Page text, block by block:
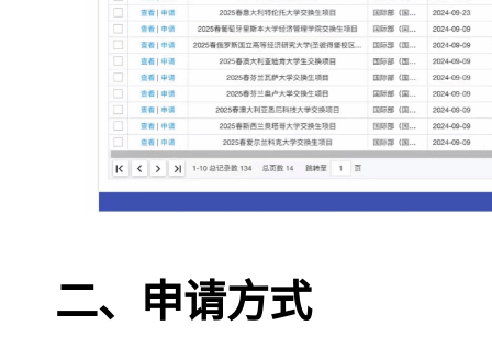
二、 申请方式